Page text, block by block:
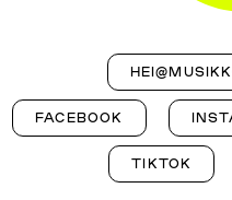
FACEBOOK
TIKTOK